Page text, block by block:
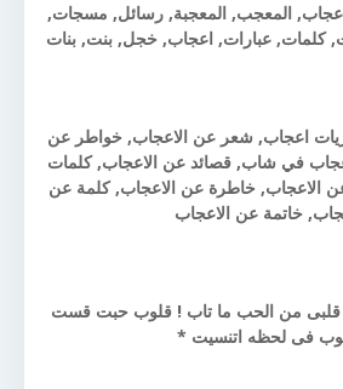
المعجب, المعجبة, رسائل, مسجات,
كلمات, عبارات, اعجاب, خجل, بنت, بنات
اعجاب, شعر عن الاعجاب, خواطر عن
في شاب, قصائد عن الاعجاب, كلمات
الاعجاب, خاطرة عن الاعجاب, كلمة عن
خاتمة عن الاعجاب
قلبى من الحب ما تاب ! قلوب حبت قست
فى لحظه اتنسيت *